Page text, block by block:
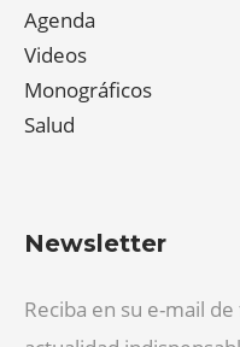
Agenda
Videos
Monográficos
Salud
Newsletter
Reciba en su e-mail